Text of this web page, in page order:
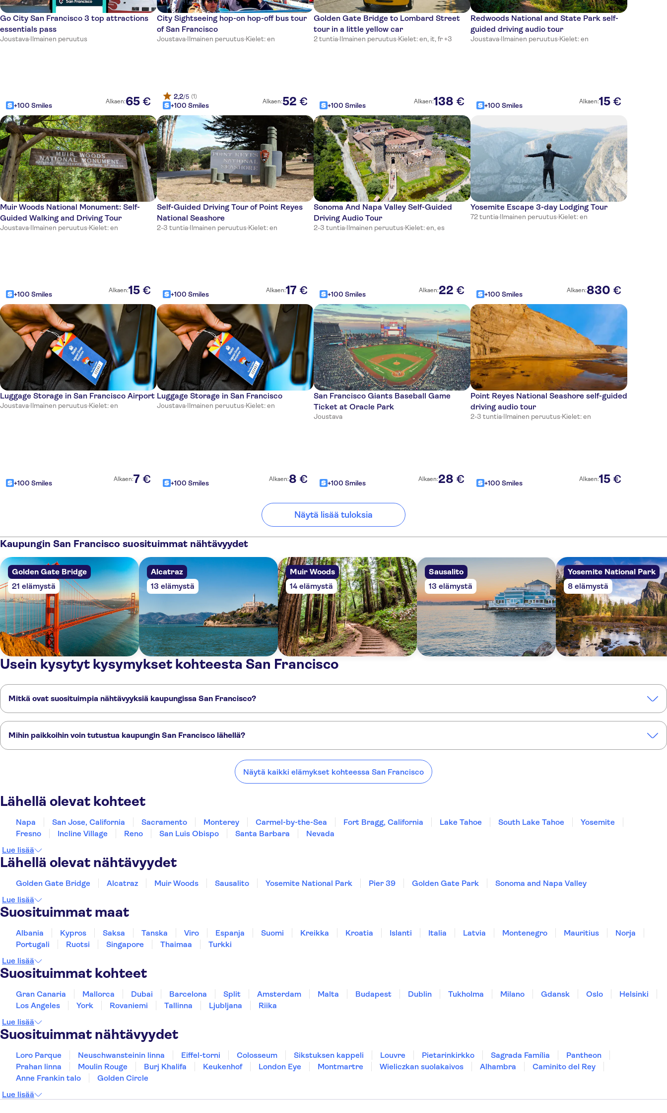
Go City San Francisco 3 top attractions
essentials pass
Joustava·Ilmainen peruutus
+100 Smiles Alkaen:65 €
City Sightseeing hop-on hop-off bus tour
of San Francisco
Joustava·Ilmainen peruutus·Kielet: en
2,2/5 (1)
+100 Smiles Alkaen:52 €
Golden Gate Bridge to Lombard Street
tour in a little yellow car
2 tuntia·Ilmainen peruutus·Kielet: en, it, fr +3
+100 Smiles Alkaen:138 €
Redwoods National and State Park self-
guided driving audio tour
Joustava·Ilmainen peruutus·Kielet: en
+100 Smiles Alkaen:15 €
Muir Woods National Monument: Self-
Guided Walking and Driving Tour
Joustava·Ilmainen peruutus·Kielet: en
+100 Smiles Alkaen:15 €
Self-Guided Driving Tour of Point Reyes
National Seashore
2-3 tuntia·Ilmainen peruutus·Kielet: en
+100 Smiles Alkaen:17 €
Sonoma And Napa Valley Self-Guided
Driving Audio Tour
2-3 tuntia·Ilmainen peruutus·Kielet: en, es
+100 Smiles Alkaen:22 €
Yosemite Escape 3-day Lodging Tour
72 tuntia·Ilmainen peruutus·Kielet: en
+100 Smiles Alkaen:830 €
Luggage Storage in San Francisco Airport
Joustava·Ilmainen peruutus·Kielet: en
+100 Smiles Alkaen:7 €
Luggage Storage in San Francisco
Joustava·Ilmainen peruutus·Kielet: en
+100 Smiles Alkaen:8 €
San Francisco Giants Baseball Game
Ticket at Oracle Park
Joustava
+100 Smiles Alkaen:28 €
Point Reyes National Seashore self-guided
driving audio tour
2-3 tuntia·Ilmainen peruutus·Kielet: en
+100 Smiles Alkaen:15 €
Näytä lisää tuloksia
Kaupungin San Francisco suosituimmat nähtävyydet
Golden Gate Bridge
21 elämystä
Alcatraz
13 elämystä
Muir Woods
14 elämystä
Sausalito
13 elämystä
Yosemite National Park
8 elämystä
Usein kysytyt kysymykset kohteesta San Francisco
Mitkä ovat suosituimpia nähtävyyksiä kaupungissa San Francisco?
Golden Gate Bridge Alcatraz Muir Woods Sausalito Yosemite National Park
Mihin paikkoihin voin tutustua kaupungin San Francisco lähellä?
Näytä kaikki elämykset kohteessa San Francisco
Lähellä olevat kohteet
Napa San Jose, California Sacramento Monterey Carmel-by-the-Sea Fort Bragg, California Lake Tahoe South Lake Tahoe
Yosemite
Fresno
Incline Village Reno San Luis Obispo Santa Barbara
Nevada
Lue lisää
Lähellä olevat nähtävyydet
Golden Gate Bridge Alcatraz Muir Woods Sausalito Yosemite National Park Pier 39 Golden Gate Park
Sonoma and Napa Valley
Lue lisää
Suosituimmat maat
Albania Kypros Saksa Tanska Viro Espanja Suomi Kreikka Kroatia Islanti Italia Latvia Montenegro Mauritius
Norja
Portugali
Ruotsi Singapore Thaimaa
Turkki
Lue lisää
Suosituimmat kohteet
Gran Canaria Mallorca Dubai Barcelona Split Amsterdam Malta Budapest Dublin Tukholma Milano Gdansk Oslo
Helsinki
Los Angeles
York Rovaniemi Tallinna Ljubljana
Riika
Lue lisää
Suosituimmat nähtävyydet
Loro Parque Neuschwansteinin linna Eiffel-torni Colosseum Sikstuksen kappeli Louvre Pietarinkirkko Sagrada Família
Pantheon
Prahan linna
Moulin Rouge Burj Khalifa Keukenhof London Eye Montmartre Wieliczkan suolakaivos Alhambra
Caminito del Rey
Anne Frankin talo
Golden Circle
Lue lisää